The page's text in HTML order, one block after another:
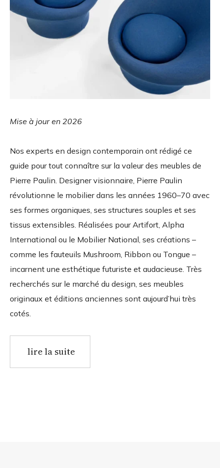
Mise à jour en 2026
Nos experts en design contemporain ont rédigé ce
guide pour tout connaître sur la valeur des meubles de
Pierre Paulin. Designer visionnaire, Pierre Paulin
révolutionne le mobilier dans les années 1960–70 avec
ses formes organiques, ses structures souples et ses
tissus extensibles. Réalisées pour Artifort, Alpha
International ou le Mobilier National, ses créations –
comme les fauteuils Mushroom, Ribbon ou Tongue –
incarnent une esthétique futuriste et audacieuse. Très
recherchés sur le marché du design, ses meubles
originaux et éditions anciennes sont aujourd’hui très
cotés.
lire la suite